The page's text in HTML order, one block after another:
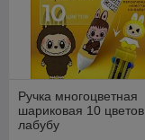
Ручка многоцветная
шариковая 10 цветов
лабубу